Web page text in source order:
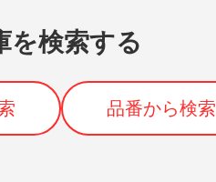
を検索する
品番から検索